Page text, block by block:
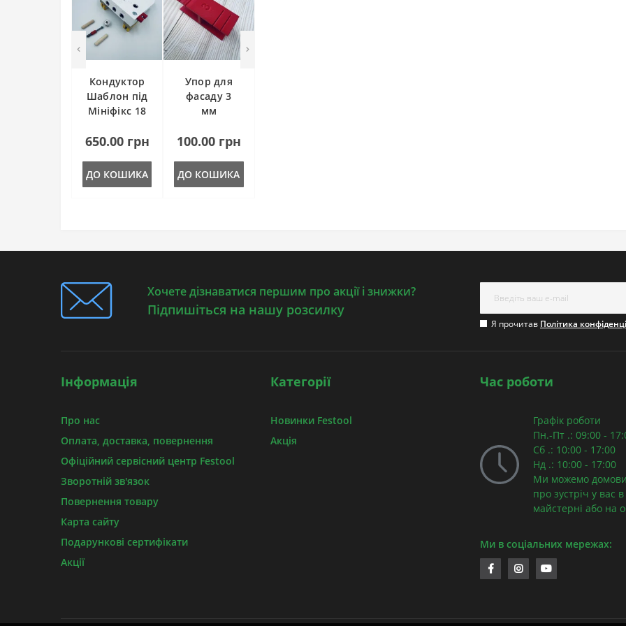
Відрізні системи
Направляючі шини
Багатофункціональні столи
Сістейнери
Додаткові
Granat D90
Granat V93
Rubin 2 125 mm
Rubin 2 80X133
Шліфувальна губка
Кондуктор
Шаблон під
Мініфікс 18
650.00 грн
ДО КОШИКА
Упор для
фасаду 3
мм
100.00 грн
ДО КОШИКА
Хочете дізнаватися першим про акції і знижки?
Підпишіться на нашу розсилку
Я прочитав Політика
Інформація
Про нас
Оплата, доставка, повернення
Офіційний сервісний центр Festool
Зворотній зв'язок
Повернення товару
Карта сайту
Подарункові сертифікати
Акції
Категорії
Новинки Festool
Акція
Час роботи
Графік роботи
Пн.-Пт .: 09:00 -
Сб .: 10:00 - 17:00
Нд .: 10:00 - 17:00
Ми можемо
про зустріч у вас в
майстерні або на
Ми в соціальних мережах: